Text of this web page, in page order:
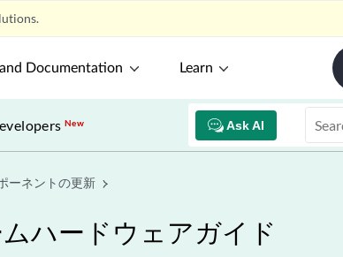
Documentation Learn
Ask AI
New
ーネントの更新
ハードウェアガイド